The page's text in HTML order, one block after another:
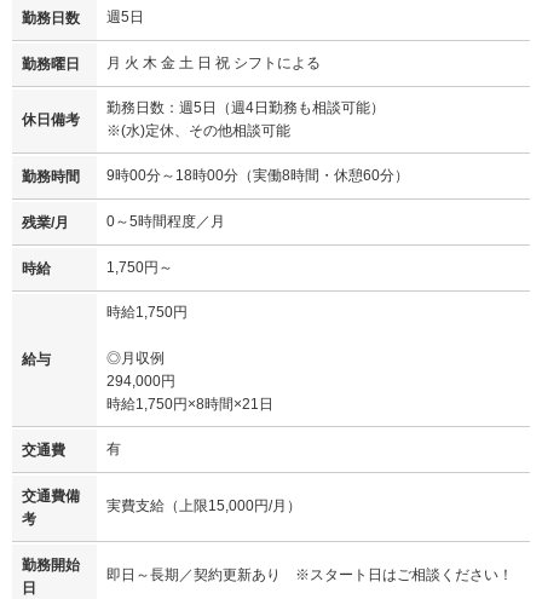
勤務日数 週5日
勤務曜日 月 火 木 金 土 日 祝 シフトによる
休日備考
勤務日数：週5日（週4日勤務も相談可能）
※(水)定休、その他相談可能
勤務時間 9時00分～18時00分（実働8時間・休憩60分）
残業/月 0～5時間程度／月
時給 1,750円～
給与
時給1,750円
◎月収例
294,000円
時給1,750円×8時間×21日
交通費 有
交通費備
考
実費支給（上限15,000円/月）
勤務開始
日
即日～長期／契約更新あり ※スタート日はご相談ください！